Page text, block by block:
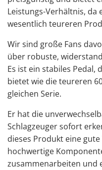
Leistungs-Verhältnis, da
wesentlich teureren
Wir sind große Fans
über robuste,
Es ist ein stabiles Pedal,
bietet wie die teureren
gleichen Serie.
Er hat die
Schlagzeuger sofort
dieses Produkt eine
hochwertige
zusammenarbeiten und